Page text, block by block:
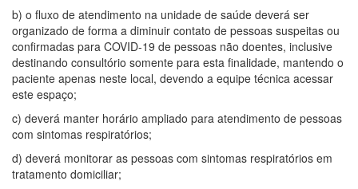
b) o fluxo de atendimento na unidade de saúde deverá ser
organizado de forma a diminuir contato de pessoas suspeitas ou
confirmadas para COVID-19 de pessoas não doentes, inclusive
destinando consultório somente para esta finalidade, mantendo o
paciente apenas neste local, devendo a equipe técnica acessar
este espaço;
c) deverá manter horário ampliado para atendimento de pessoas
com sintomas respiratórios;
d) deverá monitorar as pessoas com sintomas respiratórios em
tratamento domiciliar;